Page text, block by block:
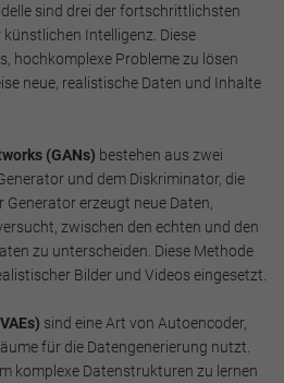
sind drei der fortschrittlichsten
Intelligenz. Diese
hochkomplexe Probleme zu lösen
neue, realistische Daten und Inhalte
(GANs) bestehen aus zwei
und dem Diskriminator, die
erzeugt neue Daten,
zwischen den echten und den
zu unterscheiden. Diese Methode
Bilder und Videos eingesetzt.
sind eine Art von Autoencoder,
für die Datengenerierung nutzt.
komplexe Datenstrukturen zu lernen